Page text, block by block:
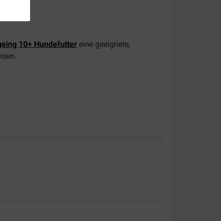
10+ Hundefutter eine geeignete,